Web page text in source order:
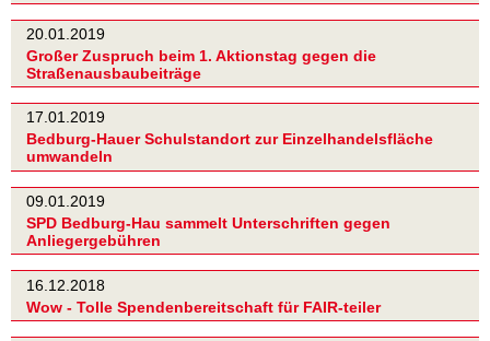
20.01.2019
Großer Zuspruch beim 1. Aktionstag gegen die
Straßenausbaubeiträge
17.01.2019
Bedburg-Hauer Schulstandort zur Einzelhandelsfläche
umwandeln
09.01.2019
SPD Bedburg-Hau sammelt Unterschriften gegen
Anliegergebühren
16.12.2018
Wow - Tolle Spendenbereitschaft für FAIR-teiler